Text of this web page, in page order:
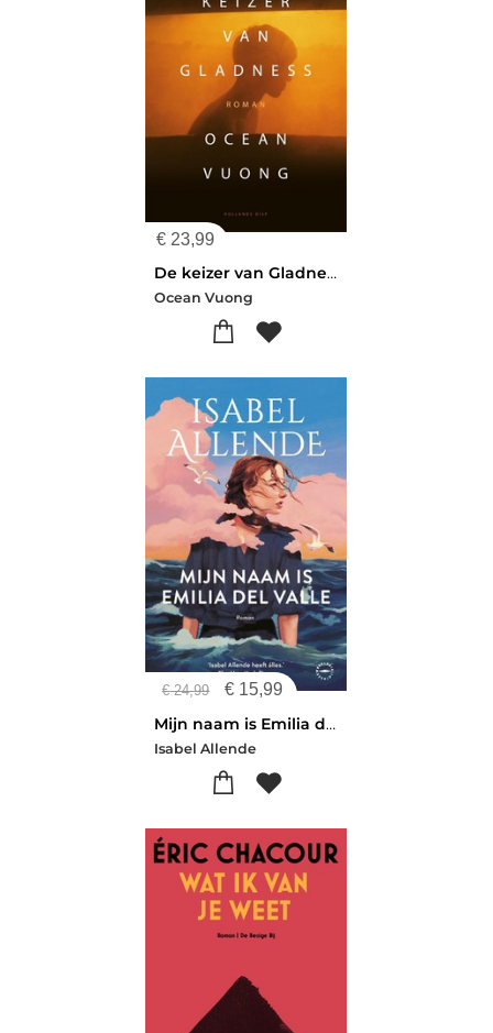
€ 23,99
De keizer van Gladness
Ocean Vuong
€24,99 € 15,99
Mijn naam is Emilia del Valle
Isabel Allende